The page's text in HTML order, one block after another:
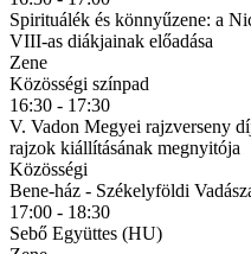
Spirituálék és könnyűzene: a
VIII-as diákjainak előadása
Zene
Közösségi színpad
16:30 - 17:30
V. Vadon Megyei rajzverseny
rajzok kiállításának megnyitója
Közösségi
Bene-ház - Székelyföldi
17:00 - 18:30
Sebő Együttes (HU)